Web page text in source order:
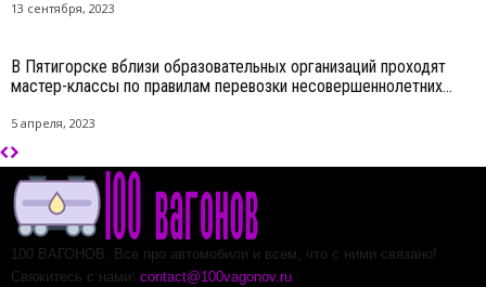
13 сентября, 2023
В Пятигорске вблизи образовательных организаций проходят
мастер-классы по правилам перевозки несовершеннолетних...
5 апреля, 2023
100 ВАГОНОВ. Все про автомобили и всем, что с ними связано!
Свяжитесь с нами: contact@100vagonov.ru